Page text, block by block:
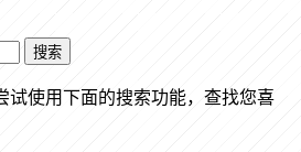
搜索
试使用下面的搜索功能，查找您喜